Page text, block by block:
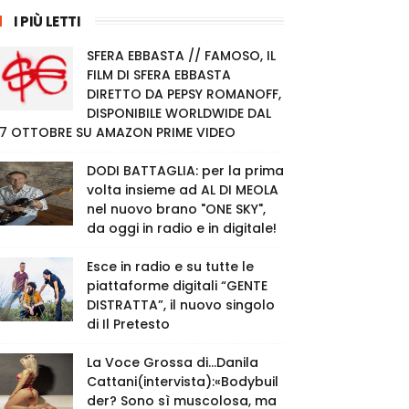
I PIÙ LETTI
SFERA EBBASTA // FAMOSO, IL
FILM DI SFERA EBBASTA
DIRETTO DA PEPSY ROMANOFF,
DISPONIBILE WORLDWIDE DAL
OTTOBRE SU AMAZON PRIME VIDEO
DODI BATTAGLIA: per la prima
volta insieme ad AL DI MEOLA
nel nuovo brano "ONE SKY",
da oggi in radio e in digitale!
Esce in radio e su tutte le
piattaforme digitali “GENTE
DISTRATTA”, il nuovo singolo
di Il Pretesto
La Voce Grossa di…Danila
Cattani(intervista):«Bodybuil
der? Sono sì muscolosa, ma